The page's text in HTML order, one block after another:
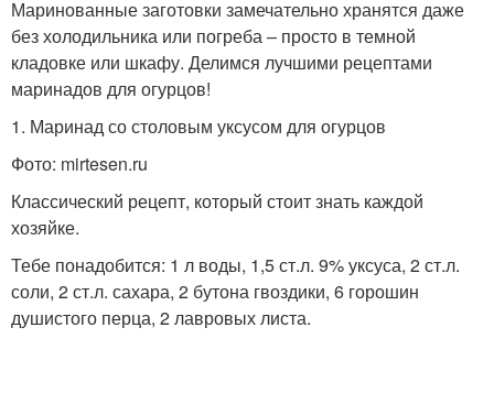
Маринованные заготовки замечательно хранятся даже
без холодильника или погреба – просто в темной
кладовке или шкафу. Делимся лучшими рецептами
маринадов для огурцов!
1. Маринад со столовым уксусом для огурцов
Фото: mirtesen.ru
Классический рецепт, который стоит знать каждой
хозяйке.
Тебе понадобится: 1 л воды, 1,5 ст.л. 9% уксуса, 2 ст.л.
соли, 2 ст.л. сахара, 2 бутона гвоздики, 6 горошин
душистого перца, 2 лавровых листа.